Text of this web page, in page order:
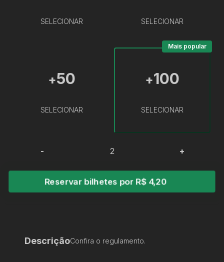
SELECIONAR SELECIONAR
+50
SELECIONAR
+100
SELECIONAR
Mais popular
- +
Reservar bilhetes por R$ 4,20
DescriçãoConfira o regulamento.